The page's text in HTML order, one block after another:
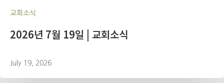
교회소식
2026년 7월 19일 | 교회소식
July 19, 2026